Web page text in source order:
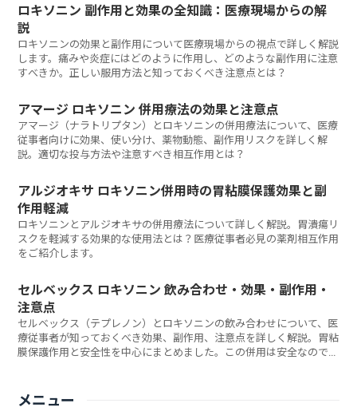
ロキソニン 副作用と効果の全知識：医療現場からの解
説
ロキソニンの効果と副作用について医療現場からの視点で詳しく解説
します。痛みや炎症にはどのように作用し、どのような副作用に注意
すべきか。正しい服用方法と知っておくべき注意点とは？
アマージ ロキソニン 併用療法の効果と注意点
アマージ（ナラトリプタン）とロキソニンの併用療法について、医療
従事者向けに効果、使い分け、薬物動態、副作用リスクを詳しく解
説。適切な投与方法や注意すべき相互作用とは？
アルジオキサ ロキソニン併用時の胃粘膜保護効果と副
作用軽減
ロキソニンとアルジオキサの併用療法について詳しく解説。胃潰瘍リ
スクを軽減する効果的な使用法とは？医療従事者必見の薬剤相互作用
をご紹介します。
セルベックス ロキソニン 飲み合わせ・効果・副作用・
注意点
セルベックス（テプレノン）とロキソニンの飲み合わせについて、医
療従事者が知っておくべき効果、副作用、注意点を詳しく解説。胃粘
膜保護作用と安全性を中心にまとめました。この併用は安全なのでし
メニュー